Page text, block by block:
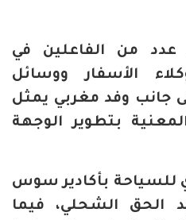
من الفاعلين في
الأسفار ووسائل
جانب وفد مغربي يمثل
بتطوير الوجهة
بأكادير سوس
الحق الشحلي، فيما